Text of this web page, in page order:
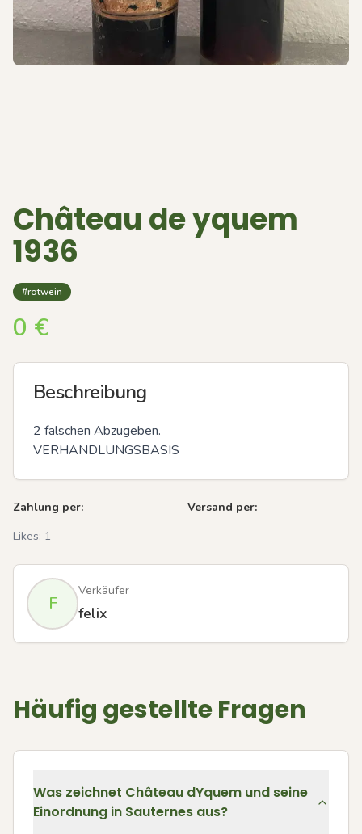
Château de yquem
1936
#rotwein
0 €
Beschreibung
2 falschen Abzugeben.
VERHANDLUNGSBASIS
Zahlung per:
Versand per:
Likes: 1
F
Verkäufer
felix
Häufig gestellte Fragen
Was zeichnet Château dYquem und seine
Einordnung in Sauternes aus?